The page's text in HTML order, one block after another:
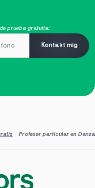
prueba gratuita:
Kontakt mig
Profeser particular en Danza